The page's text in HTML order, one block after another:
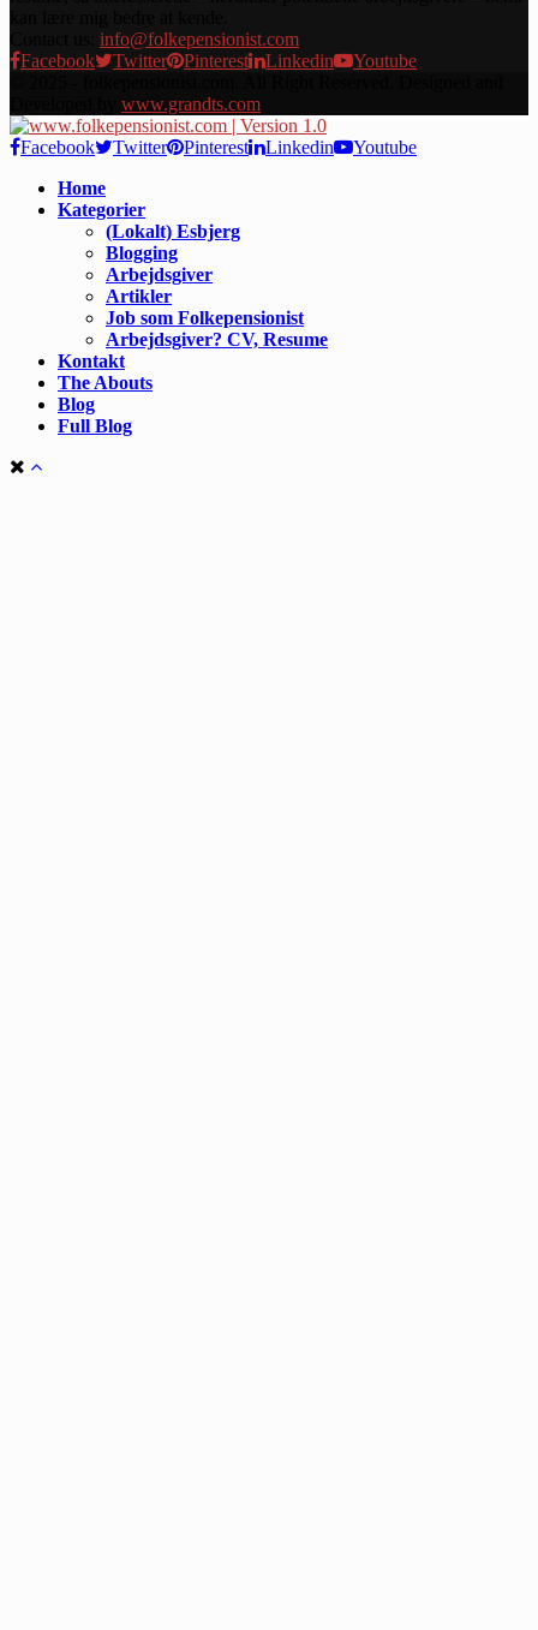
info@folkepensionist.com
Facebook
Twitter Pinterest Linkedin
Youtube
www.grandts.com
Facebook Twitter Pinterest Linkedin
Youtube
Home
Kategorier
(Lokalt) Esbjerg
Blogging
Arbejdsgiver
Artikler
Job som Folkepensionist
Arbejdsgiver? CV, Resume
Kontakt
The Abouts
Blog
Full Blog